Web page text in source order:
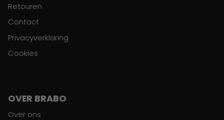
Retouren
Contact
Privacyverklaring
Cookies
OVER BRABO
Over ons